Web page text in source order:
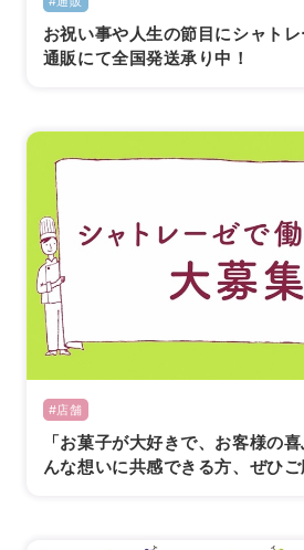
お祝い事や人生の節目にシャトレ
通販にて全国発送承り中！
#店舗
「お菓子が大好きで、お客様の
んな想いに共感できる方、ぜひご